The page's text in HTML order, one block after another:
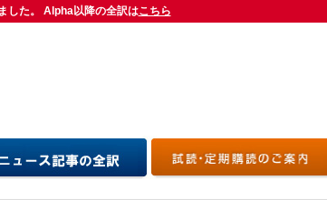
た。 Alpha以降の全訳はこちら
した。 Alpha以降の全訳はこちら